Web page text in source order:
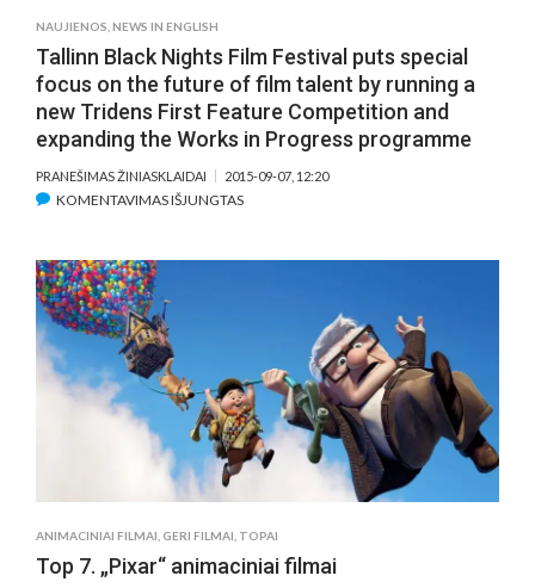
NAUJIENOS NEWS IN ENGLISH
Tallinn Black Nights Film Festival puts special
focus on the future of film talent by running a
new Tridens First Feature Competition and
expanding the Works in Progress programme
PRANEŠIMAS ŽINIASKLAIDAI 2015-09-07, 12:20
KOMENTAVIMAS IŠJUNGTASĮRAŠE
SPECIAL
FOCUS
ON
THE
FUTURE
OF
BY
ANIMACINIAI FILMAI, GERI FILMAI, TOPAI
Top 7. „Pixar“ animaciniai filmai